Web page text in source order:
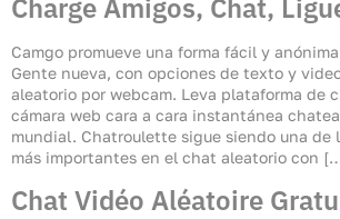
Charge Amigos, Chat,
Camgo promueve una forma fácil y
Gente nueva, con opciones de texto y
aleatorio por webcam. Leva plataforma de
cámara web cara a cara instantánea
mundial. Chatroulette sigue siendo una de
más importantes en el chat aleatorio con
Chat Vidéo Aléatoire